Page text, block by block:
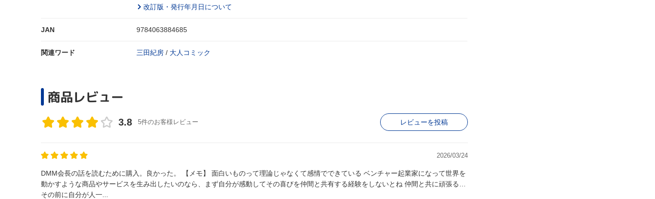
改訂版・発行年月日について
JAN 9784063884685
関連ワード 三田紀房 / 大人コミック
商品レビュー
3.8 5件のお客様レビュー レビューを投稿
2026/03/24
DMM会長の話を読むために購入。良かった。 【メモ】 面白いものって理論じゃなくて感情でできている ベンチャー起業家になって世界を
動かすような商品やサービスを生み出したいのなら、まず自分が感動してその喜びを仲間と共有する経験をしないとね 仲間と共に頑張る…
その前に自分が人一...